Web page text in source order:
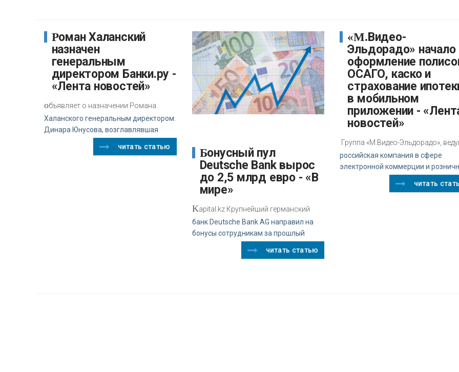
Роман Халанский
назначен
генеральным
директором Банки.ру -
«Лента новостей»
объявляет о назначении Романа
Халанского генеральным директором.
Динара Юнусова, возглавлявшая
читать статью Бонусный пул
Deutsche Bank вырос
до 2,5 млрд евро - «В
мире»
Kapital.kz Крупнейший германский
банк Deutsche Bank AG направил на
бонусы сотрудникам за прошлый
читать статью
«М.Видео-
Эльдорадо» начало
оформление
ОСАГО, каско и
страхование
в мобильном
приложении -
новостей»
Группа «М.Видео-Эльдорадо»,
российская компания в сфере
электронной коммерции и
читать